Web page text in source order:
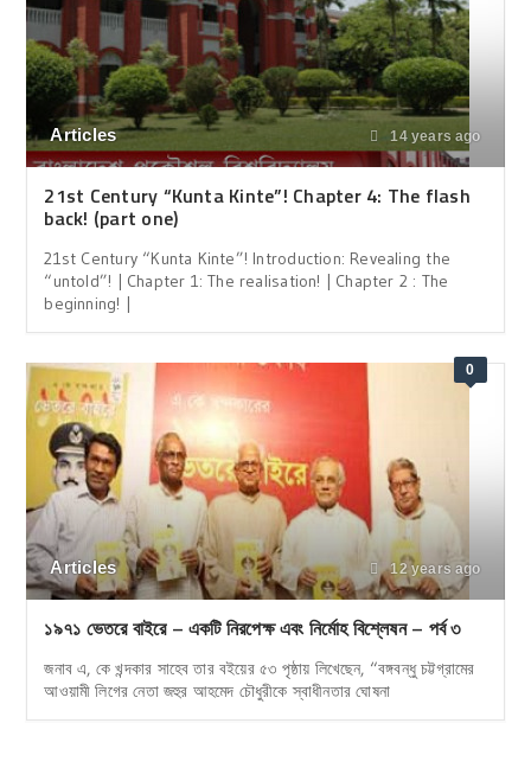
Articles 14 years ago
21st Century “Kunta Kinte”! Chapter 4: The flash
back! (part one)
21st Century “Kunta Kinte”! Introduction: Revealing the
“untold”! | Chapter 1: The realisation! | Chapter 2 : The
beginning! |
0
Articles 12 years ago
১৯৭১ ভেতরে বাইরে – একটি নিরপেক্ষ এবং নির্মোহ বিশ্লেষন – পর্ব ৩
জনাব এ, কে খন্দকার সাহেব তার বইয়ের ৫৩ পৃষ্ঠায় লিখেছেন, “বঙ্গবন্ধু চট্টগ্রামের
আওয়ামী লিগের নেতা জহুর আহমেদ চৌধুরীকে স্বাধীনতার ঘোষনা